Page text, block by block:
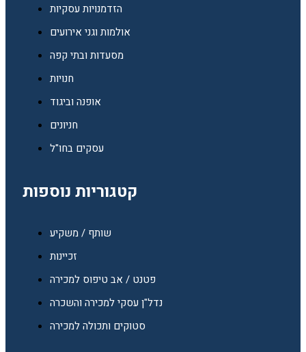
הזדמנויות עסקיות
אולמות וגני אירועים
מסעדות ובתי קפה
חנויות
אופנה וביגוד
חניונים
עסקים בחו"ל
קטגוריות נוספות
שותף / משקיע
זכיינות
פטנט / אב טיפוס למכירה
נדל"ן עסקי למכירה והשכרה
סטוקים ותכולה למכירה